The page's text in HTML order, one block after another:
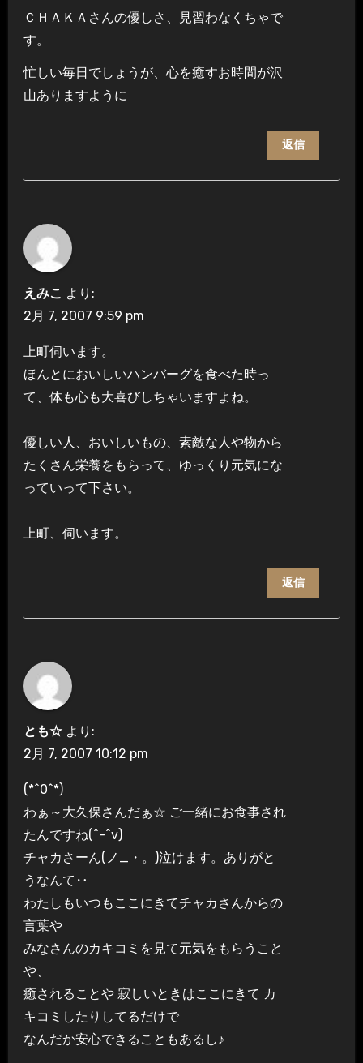
ＣＨＡＫＡさんの優しさ、見習わなくちゃで
す。
忙しい毎日でしょうが、心を癒すお時間が沢
山ありますように
返信
えみこ より:
2月 7, 2007 9:59 pm
上町伺います。
ほんとにおいしいハンバーグを食べた時っ
て、体も心も大喜びしちゃいますよね。
優しい人、おいしいもの、素敵な人や物から
たくさん栄養をもらって、ゆっくり元気にな
っていって下さい。
上町、伺います。
返信
とも☆ より:
2月 7, 2007 10:12 pm
(*^0^*)
わぁ～大久保さんだぁ☆ ご一緒にお食事され
たんですね(^-^v)
チャカさーん(ノ_・。)泣けます。ありがと
うなんて‥
わたしもいつもここにきてチャカさんからの
言葉や
みなさんのカキコミを見て元気をもらうこと
や、
癒されることや 寂しいときはここにきて カ
キコミしたりしてるだけで
なんだか安心できることもあるし♪